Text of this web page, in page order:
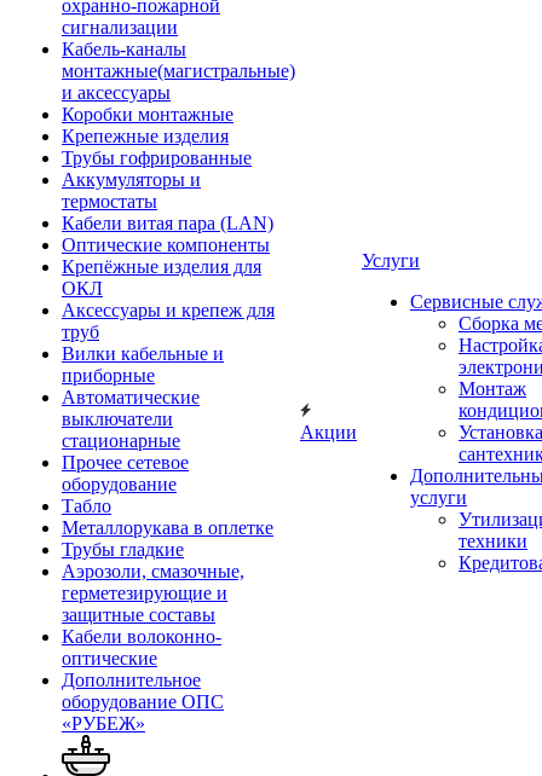
охранно-пожарной
сигнализации
Кабель-каналы
монтажные(магистральные)
и аксессуары
Коробки монтажные
Крепежные изделия
Трубы гофрированные
Аккумуляторы и
термостаты
Кабели витая пара (LAN)
Оптические компоненты
Крепёжные изделия для
ОКЛ
Аксессуары и крепеж для
труб
Вилки кабельные и
приборные
Автоматические
выключатели
стационарные
Прочее сетевое
оборудование
Табло
Металлорукава в оплетке
Трубы гладкие
Аэрозоли, смазочные,
герметезирующие и
защитные составы
Кабели волоконно-
оптические
Дополнительное
оборудование ОПС
«РУБЕЖ»
Акции
Услуги
Сервисные
Сборка
Монтаж
Установка
услуги
техники